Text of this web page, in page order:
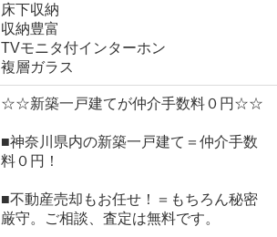
床下収納
収納豊富
TVモニタ付インターホン
複層ガラス
☆☆新築一戸建てが仲介手数料０円☆☆
■神奈川県内の新築一戸建て＝仲介手数
料０円！
■不動産売却もお任せ！＝もちろん秘密
厳守。ご相談、査定は無料です。